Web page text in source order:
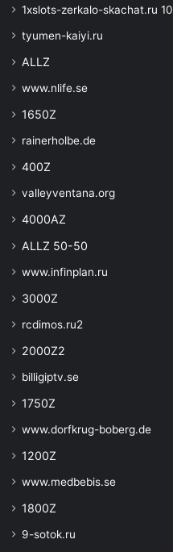
1xslots-zerkalo-skachat.ru 10
tyumen-kaiyi.ru
ALLZ
www.nlife.se
1650Z
rainerholbe.de
400Z
valleyventana.org
4000AZ
ALLZ 50-50
www.infinplan.ru
3000Z
rcdimos.ru2
2000Z2
billigiptv.se
1750Z
www.dorfkrug-boberg.de
1200Z
www.medbebis.se
1800Z
9-sotok.ru